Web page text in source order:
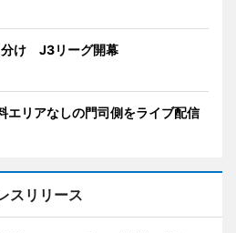
分け J3リーグ開幕
エリアなしの門司側をライブ配信
スリリース